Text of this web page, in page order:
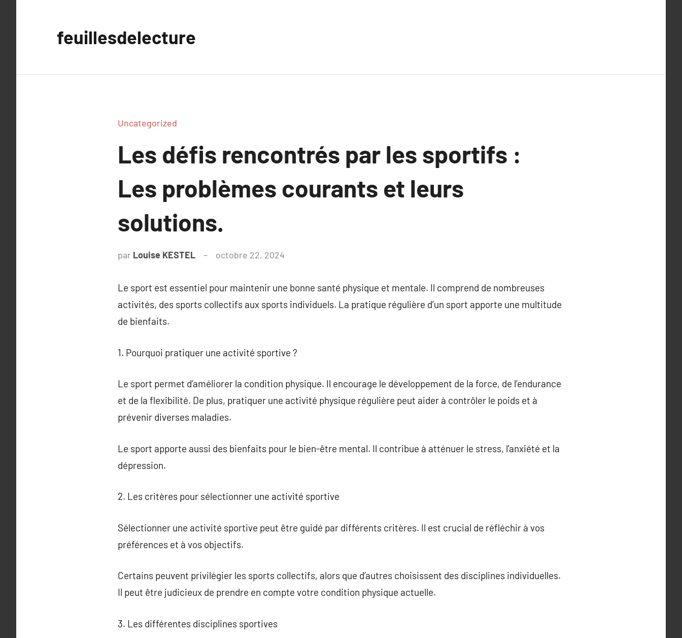
feuillesdelecture
Uncategorized
Les défis rencontrés par les sportifs :
Les problèmes courants et leurs
solutions.
par Louise KESTEL octobre 22, 2024
Le sport est essentiel pour maintenir une bonne santé physique et mentale. Il comprend de nombreuses
activités, des sports collectifs aux sports individuels. La pratique régulière d’un sport apporte une multitude
de bienfaits.
1. Pourquoi pratiquer une activité sportive ?
Le sport permet d’améliorer la condition physique. Il encourage le développement de la force, de l’endurance
et de la flexibilité. De plus, pratiquer une activité physique régulière peut aider à contrôler le poids et à
prévenir diverses maladies.
Le sport apporte aussi des bienfaits pour le bien-être mental. Il contribue à atténuer le stress, l’anxiété et la
dépression.
2. Les critères pour sélectionner une activité sportive
Sélectionner une activité sportive peut être guidé par différents critères. Il est crucial de réfléchir à vos
préférences et à vos objectifs.
Certains peuvent privilégier les sports collectifs, alors que d’autres choisissent des disciplines individuelles.
Il peut être judicieux de prendre en compte votre condition physique actuelle.
3. Les différentes disciplines sportives